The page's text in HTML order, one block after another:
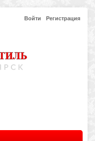
Войти Регистрация